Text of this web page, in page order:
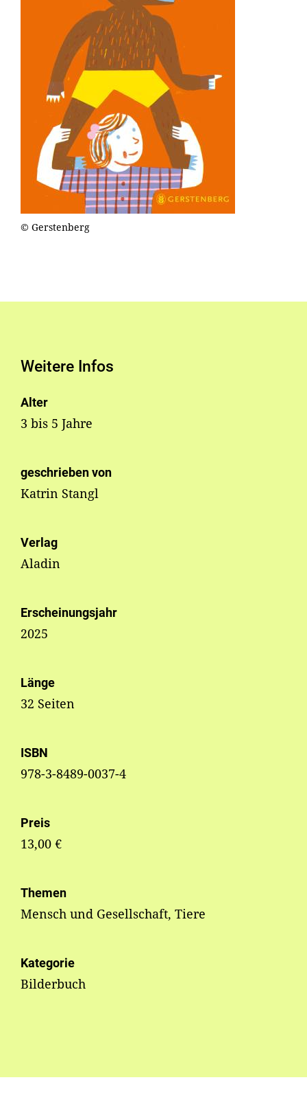
© Gerstenberg
Weitere Infos
Alter
3 bis 5 Jahre
geschrieben von
Katrin Stangl
Verlag
Aladin
Erscheinungsjahr
2025
Länge
32 Seiten
ISBN
978-3-8489-0037-4
Preis
13,00 €
Themen
Mensch und Gesellschaft, Tiere
Kategorie
Bilderbuch